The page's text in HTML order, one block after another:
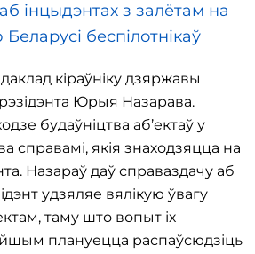
інцыдэнтах з залётам на
беспілотнікаў
кіраўніку дзяржавы
Юрыя Назарава.
будаўніцтва аб’ектаў у
справамі, якія знаходзяцца на
Назараў даў справаздачу аб
удзяляе вялікую ўвагу
таму што вопыт іх
плануецца распаўсюдзіць